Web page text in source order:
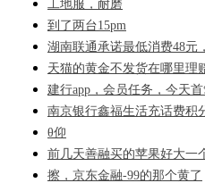
工地服，耐磨
到了两台15pm
湖南联通承诺最低消费48元
天猫的黄金不发货在哪里理
建行app，会员任务，今天
南京银行鑫福生活充话费积
θ仰
前几天善融买的苹果好大一
擦，京东金融-99的那个黄了